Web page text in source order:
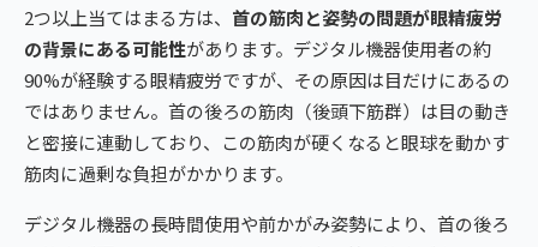
2つ以上当てはまる方は、 首の筋肉と姿勢の問題が眼精疲労
の背景にある可能性があります。デジタル機器使用者の約
90%が経験する眼精疲労ですが、その原因は目だけにあるの
ではありません。首の後ろの筋肉（後頭下筋群）は目の動き
と密接に連動しており、この筋肉が硬くなると眼球を動かす
筋肉に過剰な負担がかかります。
デジタル機器の長時間使用や前かがみ姿勢により、首の後ろ